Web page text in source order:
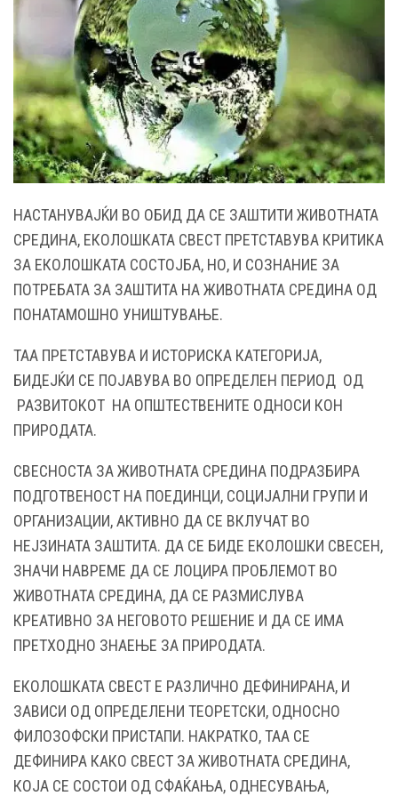
НАСТАНУВАЈЌИ ВО ОБИД ДА СЕ ЗАШТИТИ ЖИВОТНАТА
СРЕДИНА, ЕКОЛОШКАТА СВЕСТ ПРЕТСТАВУВА КРИТИКА
ЗА ЕКОЛОШКАТА СОСТОЈБА, НО, И СОЗНАНИЕ ЗА
ПОТРЕБАТА ЗА ЗАШТИТА НА ЖИВОТНАТА СРЕДИНА ОД
ПОНАТАМОШНО УНИШТУВАЊЕ.
ТАА ПРЕТСТАВУВА И ИСТОРИСКА КАТЕГОРИЈА,
БИДЕЈЌИ СЕ ПОЈАВУВА ВО ОПРЕДЕЛЕН ПЕРИОД ОД
РАЗВИТОКОТ НА ОПШТЕСТВЕНИТЕ ОДНОСИ КОН
ПРИРОДАТА.
СВЕСНОСТА ЗА ЖИВОТНАТА СРЕДИНА ПОДРАЗБИРА
ПОДГОТВЕНОСТ НА ПОЕДИНЦИ, СОЦИЈАЛНИ ГРУПИ И
ОРГАНИЗАЦИИ, АКТИВНО ДА СЕ ВКЛУЧАТ ВО
НЕЈЗИНАТА ЗАШТИТА. ДА СЕ БИДЕ ЕКОЛОШКИ СВЕСЕН,
ЗНАЧИ НАВРЕМЕ ДА СЕ ЛОЦИРА ПРОБЛЕМОТ ВО
ЖИВОТНАТА СРЕДИНА, ДА СЕ РАЗМИСЛУВА
КРЕАТИВНО ЗА НЕГОВОТО РЕШЕНИЕ И ДА СЕ ИМА
ПРЕТХОДНО ЗНАЕЊЕ ЗА ПРИРОДАТА.
ЕКОЛОШКАТА СВЕСТ Е РАЗЛИЧНО ДЕФИНИРАНА, И
ЗАВИСИ ОД ОПРЕДЕЛЕНИ ТЕОРЕТСКИ, ОДНОСНО
ФИЛОЗОФСКИ ПРИСТАПИ. НАКРАТКО, ТАА СЕ
ДЕФИНИРА КАКО СВЕСТ ЗА ЖИВОТНАТА СРЕДИНА,
КОЈА СЕ СОСТОИ ОД СФАЌАЊА, ОДНЕСУВАЊА,